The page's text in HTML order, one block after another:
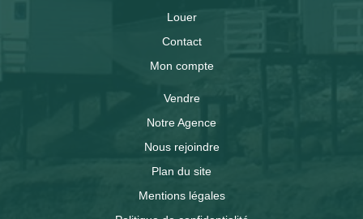
Louer
Contact
Mon compte
Vendre
Notre Agence
Nous rejoindre
Plan du site
Mentions légales